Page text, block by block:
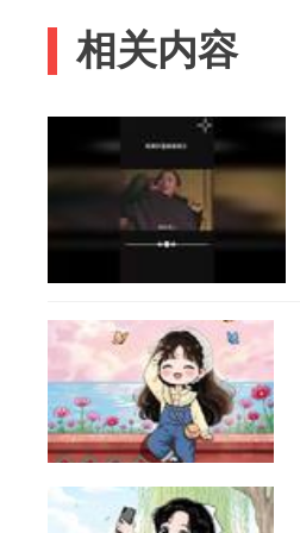
相关内容